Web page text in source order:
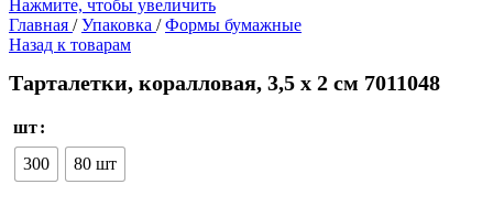
Нажмите, чтобы увеличить
Главная / Упаковка / Формы бумажные
Назад к товарам
Тарталетки, коралловая, 3,5 х 2 см 7011048
шт
300
80 шт